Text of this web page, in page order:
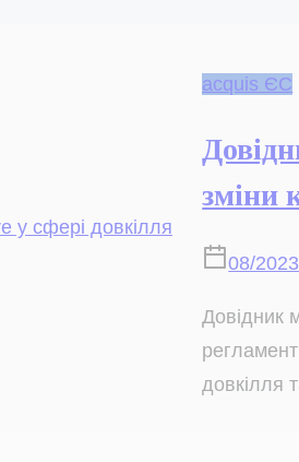
acquis ЄС
зміни
08/2023
Довідник
довкілля